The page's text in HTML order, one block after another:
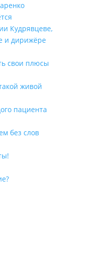
Кудрявцеве,
и дирижёре
свои плюсы
живой
пациента
без слов